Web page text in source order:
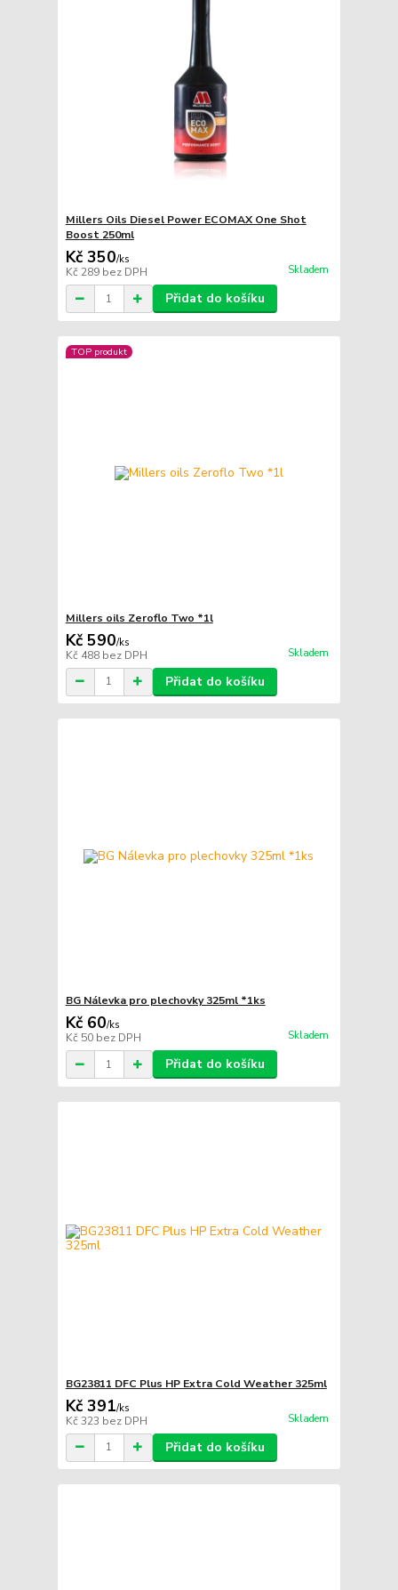
Millers Oils Diesel Power ECOMAX One Shot
Boost 250ml
Kč 350/ks
Kč 289 bez DPH Skladem
Přidat do košíku
TOP produkt
Millers oils Zeroflo Two *1l
Kč 590/ks
Kč 488 bez DPH Skladem
Přidat do košíku
BG Nálevka pro plechovky 325ml *1ks
Kč 60/ks
Kč 50 bez DPH Skladem
Přidat do košíku
BG23811 DFC Plus HP Extra Cold Weather 325ml
Kč 391/ks
Kč 323 bez DPH Skladem
Přidat do košíku